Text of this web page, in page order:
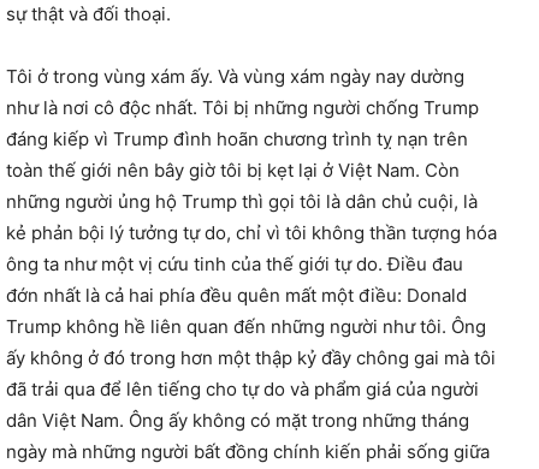
sự thật và đối thoại.
Tôi ở trong vùng xám ấy. Và vùng xám ngày nay dường
như là nơi cô độc nhất. Tôi bị những người chống Trump
đáng kiếp vì Trump đình hoãn chương trình tỵ nạn trên
toàn thế giới nên bây giờ tôi bị kẹt lại ở Việt Nam. Còn
những người ủng hộ Trump thì gọi tôi là dân chủ cuội, là
kẻ phản bội lý tưởng tự do, chỉ vì tôi không thần tượng hóa
ông ta như một vị cứu tinh của thế giới tự do. Điều đau
đớn nhất là cả hai phía đều quên mất một điều: Donald
Trump không hề liên quan đến những người như tôi. Ông
ấy không ở đó trong hơn một thập kỷ đầy chông gai mà tôi
đã trải qua để lên tiếng cho tự do và phẩm giá của người
dân Việt Nam. Ông ấy không có mặt trong những tháng
ngày mà những người bất đồng chính kiến phải sống giữa